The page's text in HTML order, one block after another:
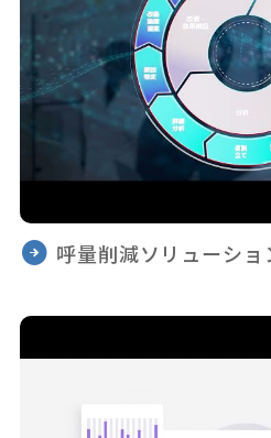
呼量削減ソリューショ